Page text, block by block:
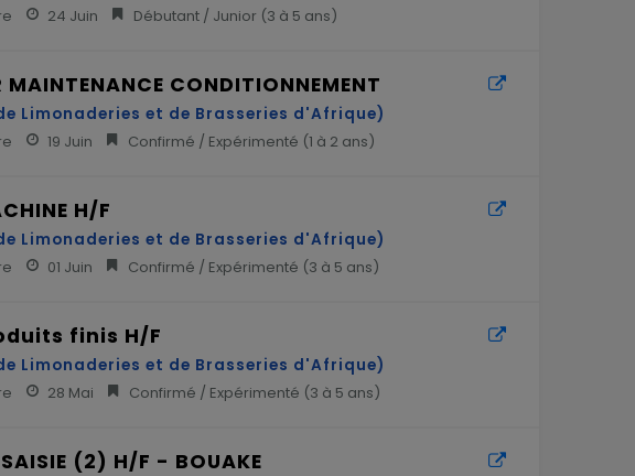
24 Juin Débutant / Junior (3 à 5 ans)
MAINTENANCE CONDITIONNEMENT
Limonaderies et de Brasseries d'Afrique)
19 Juin Confirmé / Expérimenté (1 à 2 ans)
H/F
Limonaderies et de Brasseries d'Afrique)
01 Juin Confirmé / Expérimenté (3 à 5 ans)
finis H/F
Limonaderies et de Brasseries d'Afrique)
28 Mai Confirmé / Expérimenté (3 à 5 ans)
SAISIE (2) H/F - BOUAKE